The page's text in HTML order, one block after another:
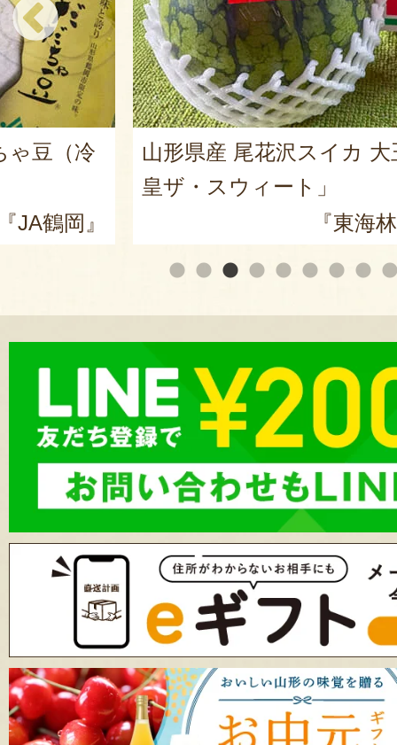
ゃ豆（冷
JA鶴岡』
山形県産 尾花沢スイカ 大
皇ザ・スウィート」
『東海